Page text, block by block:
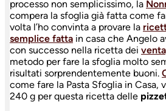
processo non semplicissimo, la
compera la sfoglia già fatta come
volta l’ho convinta a provare la
semplice fatta in casa che Angelo
con successo nella ricetta dei
metodo per fare la sfoglia molto
risultati sorprendentemente buoni.
come fare la Pasta Sfoglia in Casa,
240 g per questa ricetta delle